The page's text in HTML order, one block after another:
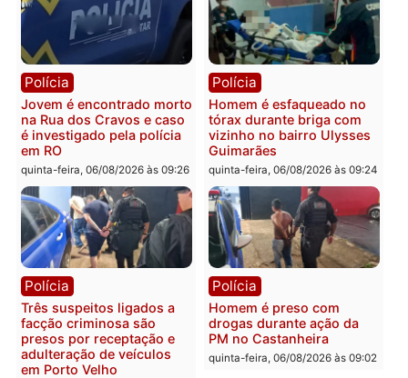
Política
Ministro Dias Tofolli , do
TSE, determina reabertura
e processamento da ação
que pode levar à perda do
mandato da prefeita de
Pimenta Bueno
quinta-feira, 06/08/2026 às 18:20
Polícia
Policiais militares
recuperam moto furtada
prendem trio na zona
Leste
quinta-feira, 06/08/2026 às
Polícia
Jovem é encontrado morto
na Rua dos Cravos e caso
é investigado pela polícia
em RO
quinta-feira, 06/08/2026 às 09:26
Polícia
Homem é esfaqueado no
tórax durante briga com
vizinho no bairro
Guimarães